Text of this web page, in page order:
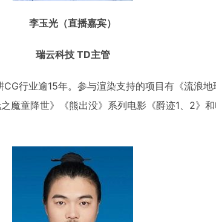
李玉光（直播嘉宾）
瑞云科技 TD主管
行业逾15年。参与渲染支持的项目有《流浪地
魔童降世》《熊出没》系列电影《爵迹1、2》和